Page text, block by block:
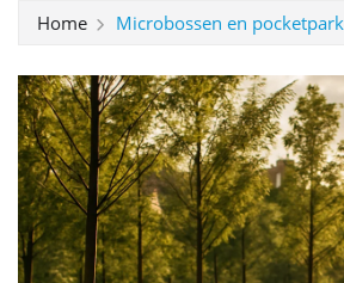
Home Microbossen en